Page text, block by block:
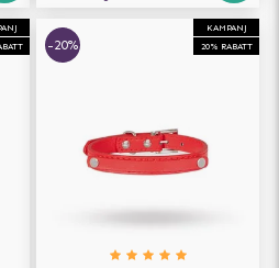
KAMPANJ
20% RABATT
-20%